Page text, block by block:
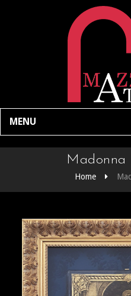
MENU
Madonna
Home